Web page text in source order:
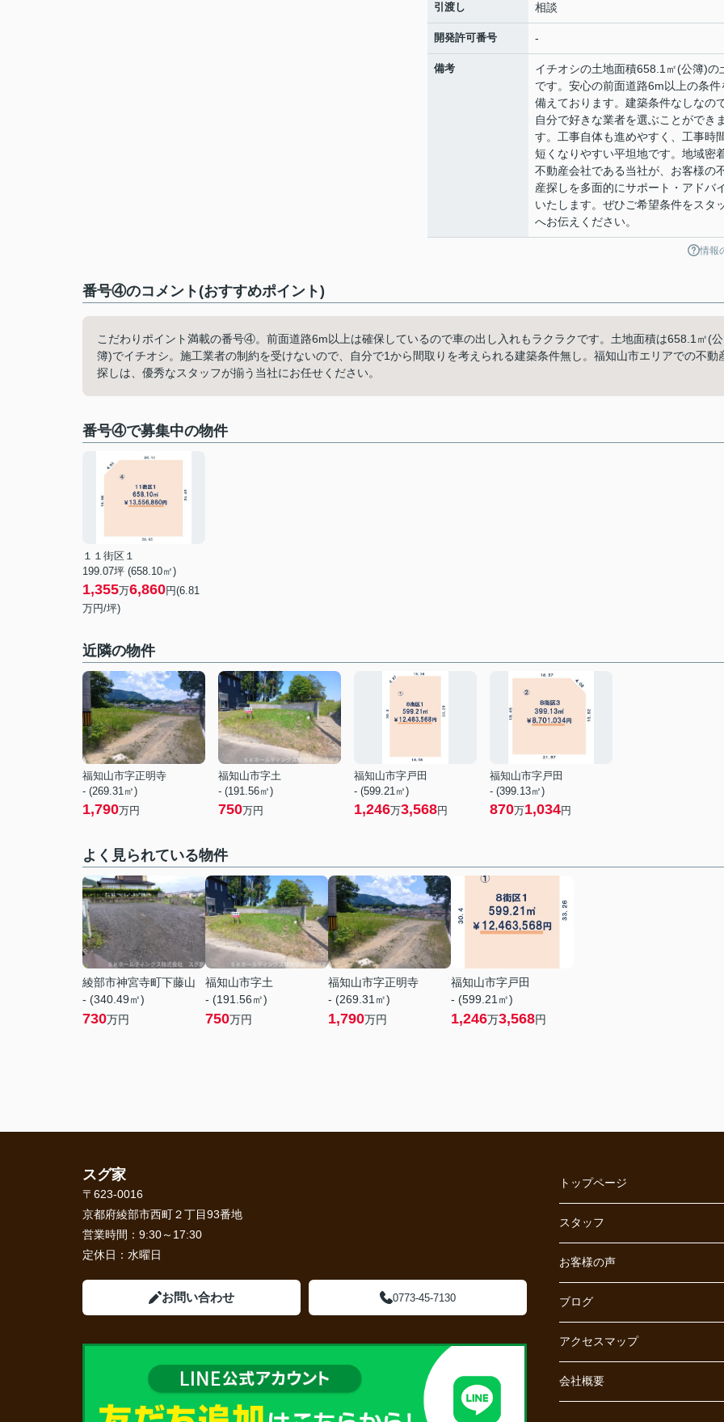
引渡し 相談
開発許可番号 -
備考
イチオシの土地面積658.1㎡(公簿)の
です。安心の前面道路6m以上の条件
備えております。建築条件なしなの
自分で好きな業者を選ぶことができ
す。工事自体も進めやすく、工事時
短くなりやすい平坦地です。地域密
不動産会社である当社が、お客様の
産探しを多面的にサポート・アドバ
いたします。ぜひご希望条件をスタ
へお伝えください。
情報
番号④のコメント(おすすめポイント)
こだわりポイント満載の番号④。前面道路6m以上は確保しているので車の出し入れもラクラクです。土地面積は658.1㎡(公
簿)でイチオシ。施工業者の制約を受けないので、自分で1から間取りを考えられる建築条件無し。福知山市エリアでの不動
探しは、優秀なスタッフが揃う当社にお任せください。
番号④で募集中の物件
１１街区１
199.07坪 (658.10㎡)
1,355万6,860円(6.81
万円/坪)
近隣の物件
福知山市字正明寺
- (269.31㎡)
1,790万円
福知山市字土
- (191.56㎡)
750万円
福知山市字戸田
- (599.21㎡)
1,246万3,568円
福知山市字戸田
- (399.13㎡)
870万1,034円
よく見られている物件
綾部市神宮寺町下藤山
- (340.49㎡)
730万円
福知山市字土
- (191.56㎡)
750万円
福知山市字正明寺
- (269.31㎡)
1,790万円
福知山市字戸田
- (599.21㎡)
1,246万3,568円
スグ家
〒623-0016
京都府綾部市西町２丁目93番地
営業時間： 9:30～17:30
定休日： 水曜日
お問い合わせ 0773-45-7130
トップページ
スタッフ
お客様の声
ブログ
アクセスマップ
会社概要